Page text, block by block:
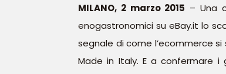
MILANO, 2 marzo 2015 – Una
enogastronomici su eBay.it lo
segnale di come l’ecommerce
Made in Italy. E a confermare